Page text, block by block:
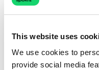
This website uses
We use cookies to
provide social media